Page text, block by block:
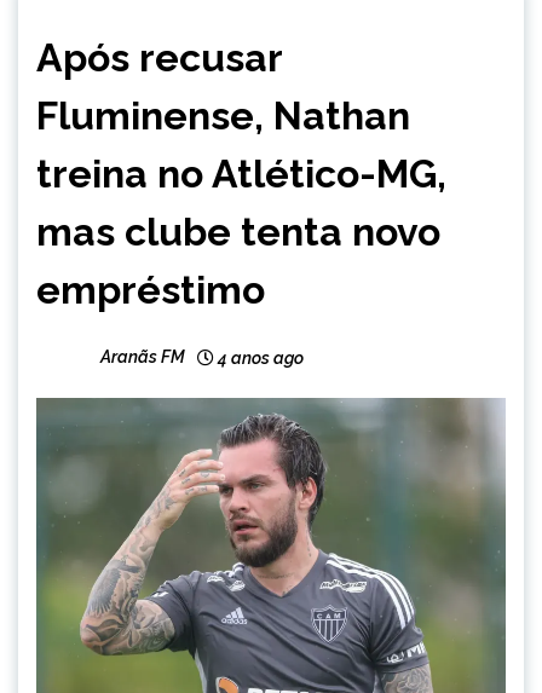
Após recusar
Fluminense, Nathan
treina no Atlético-MG,
mas clube tenta novo
empréstimo
Aranãs FM 4 anos ago